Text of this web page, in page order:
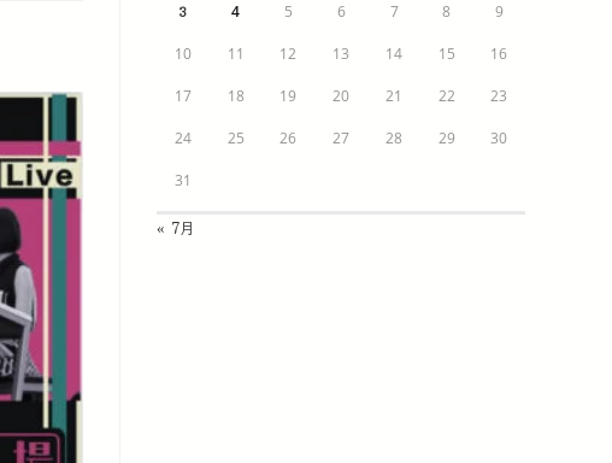
3 4 5 6 7 8 9
10 11 12 13 14 15 16
17 18 19 20 21 22 23
24 25 26 27 28 29 30
31
« 7月